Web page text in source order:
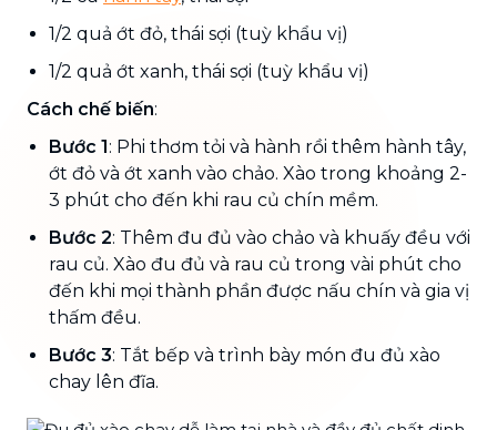
1/2 quả ớt đỏ, thái sợi (tuỳ khẩu vị)
1/2 quả ớt xanh, thái sợi (tuỳ khẩu vị)
Cách chế biến:
Bước 1: Phi thơm tỏi và hành rồi thêm hành tây,
ớt đỏ và ớt xanh vào chảo. Xào trong khoảng 2-
3 phút cho đến khi rau củ chín mềm.
Bước 2: Thêm đu đủ vào chảo và khuấy đều với
rau củ. Xào đu đủ và rau củ trong vài phút cho
đến khi mọi thành phần được nấu chín và gia vị
thấm đều.
Bước 3: Tắt bếp và trình bày món đu đủ xào
chay lên đĩa.